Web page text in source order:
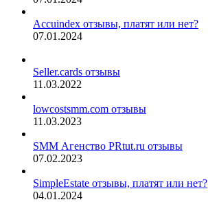
Accuindex отзывы, платят или нет?
07.01.2024
Seller.cards отзывы
11.03.2022
lowcostsmm.com отзывы
11.03.2023
SMM Агенство PRtut.ru отзывы
07.02.2023
SimpleEstate отзывы, платят или нет?
04.01.2024